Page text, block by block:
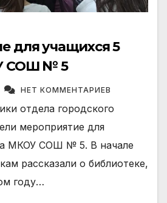
для учащихся 5
СОШ № 5
НЕТ КОММЕНТАРИЕВ
отдела городского
мероприятие для
МКОУ СОШ № 5. В начале
рассказали о библиотеке,
году…